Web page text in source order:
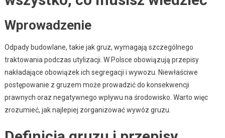
Wprowadzenie
Odpady budowlane, takie jak gruz, wymagają szczególnego
traktowania podczas utylizacji. W Polsce obowiązują przepisy
nakładające obowiązek ich segregacji i wywozu. Niewłaściwe
postępowanie z gruzem może prowadzić do konsekwencji
prawnych oraz negatywnego wpływu na środowisko. Warto więc
zrozumieć, jak najlepiej zorganizować wywóz gruzu.